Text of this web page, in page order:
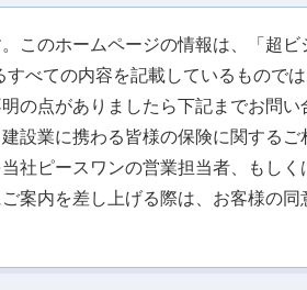
このホームページの情報は、「超
べての内容を記載しているもので
の点がありましたら下記までお問
設業に携わる皆様の保険に関するご
社ピースワンの営業担当者、もし
案内を差し上げる際は、お客様の